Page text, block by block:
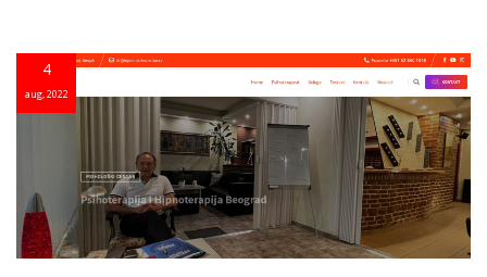
4
aug, 2022